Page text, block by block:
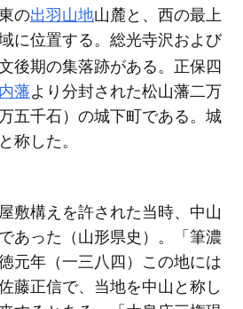
の出羽山地山麓と、西の最上
に位置する。総光寺沢および
後期の集落跡がある。正保四
藩より分封された松山藩二万
五千石） の城下町である。城
と称した。
敷構えを許された当時、中山
あった
（山形県史） 。「筆濃
元年 （一三八四） この地には
藤正信で、当地を中山と称し